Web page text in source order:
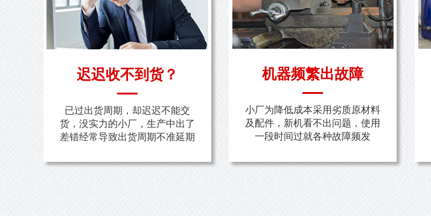
迟迟收不到货？
已过出货周期，却迟迟不能交
货，没实力的小厂，生产中出了
差错经常导致出货周期不准延期
机器频繁出故障
小厂为降低成本采用劣质原材料
及配件，新机看不出问题，使用
一段时间过就各种故障频发